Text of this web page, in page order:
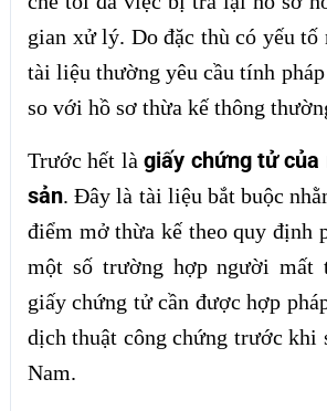
gian xử lý. Do đặc thù có yếu tố
tài liệu thường yêu cầu tính
so với hồ sơ thừa kế thông
Trước hết làgiấy chứng tử
sản. Đây là tài liệu bắt buộc
điểm mở thừa kế theo quy định
một số trường hợp người mất
giấy chứng tử cần được hợp
dịch thuật công chứng trước khi
Nam.